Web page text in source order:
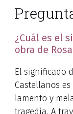
¿Cuál es el
obra de
El significado
Castellanos
lamento y
tragedia. A